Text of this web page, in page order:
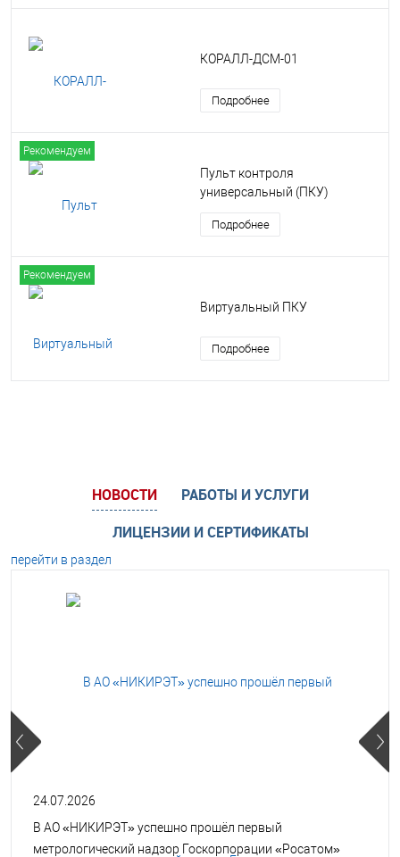
КОРАЛЛ-ДСМ-01
Подробнее
Рекомендуем
Пульт контроля
универсальный (ПКУ)
Подробнее
Рекомендуем
Виртуальный ПКУ
Подробнее
НОВОСТИ
РАБОТЫ И УСЛУГИ
ЛИЦЕНЗИИ И СЕРТИФИКАТЫ
перейти в раздел
24.07.2026
В АО «НИКИРЭТ» успешно прошёл первый
метрологический надзор Госкорпорации «Росатом»